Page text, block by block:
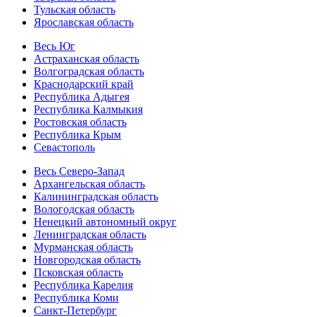
Тульская область
Ярославская область
Весь Юг
Астраханская область
Волгоградская область
Краснодарский край
Республика Адыгея
Республика Калмыкия
Ростовская область
Республика Крым
Севастополь
Весь Северо-Запад
Архангельская область
Калининградская область
Вологодская область
Ненецкий автономный округ
Ленинградская область
Мурманская область
Новгородская область
Псковская область
Республика Карелия
Республика Коми
Санкт-Петербург